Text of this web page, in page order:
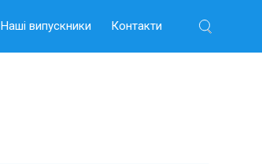
Наші випускники Контакти